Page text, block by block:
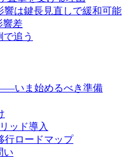
響は鍵長見直しで緩和可能
響差
追う
いま始めるべき準備
ッド導入
行ロードマップ
い